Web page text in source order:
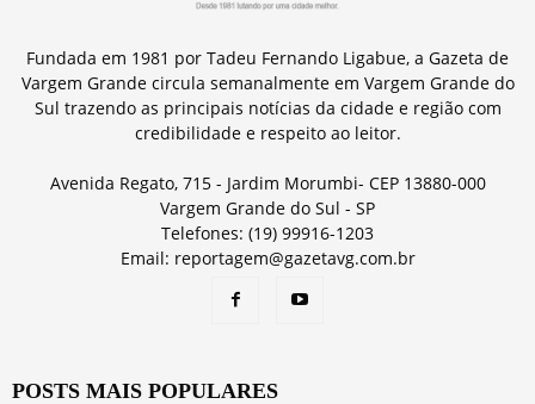
Fundada em 1981 por Tadeu Fernando Ligabue, a Gazeta de
Vargem Grande circula semanalmente em Vargem Grande do
Sul trazendo as principais notícias da cidade e região com
credibilidade e respeito ao leitor.
Avenida Regato, 715 - Jardim Morumbi- CEP 13880-000
Vargem Grande do Sul - SP
Telefones: (19) 99916-1203
Email: reportagem@gazetavg.com.br
POSTS MAIS POPULARES